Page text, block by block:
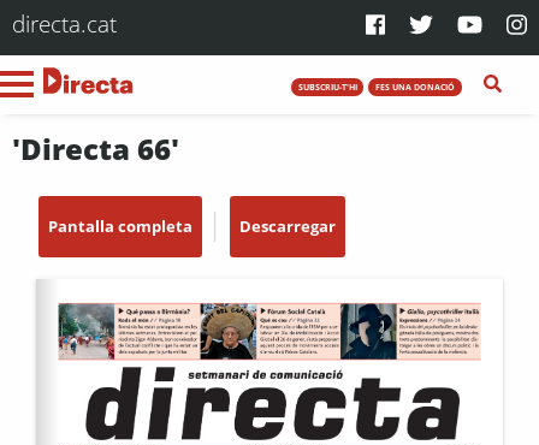
directa.cat
SUBSCRIU-T'HI FES UNA DONACIÓ
'Directa 66'
Pantalla completa Descarregar